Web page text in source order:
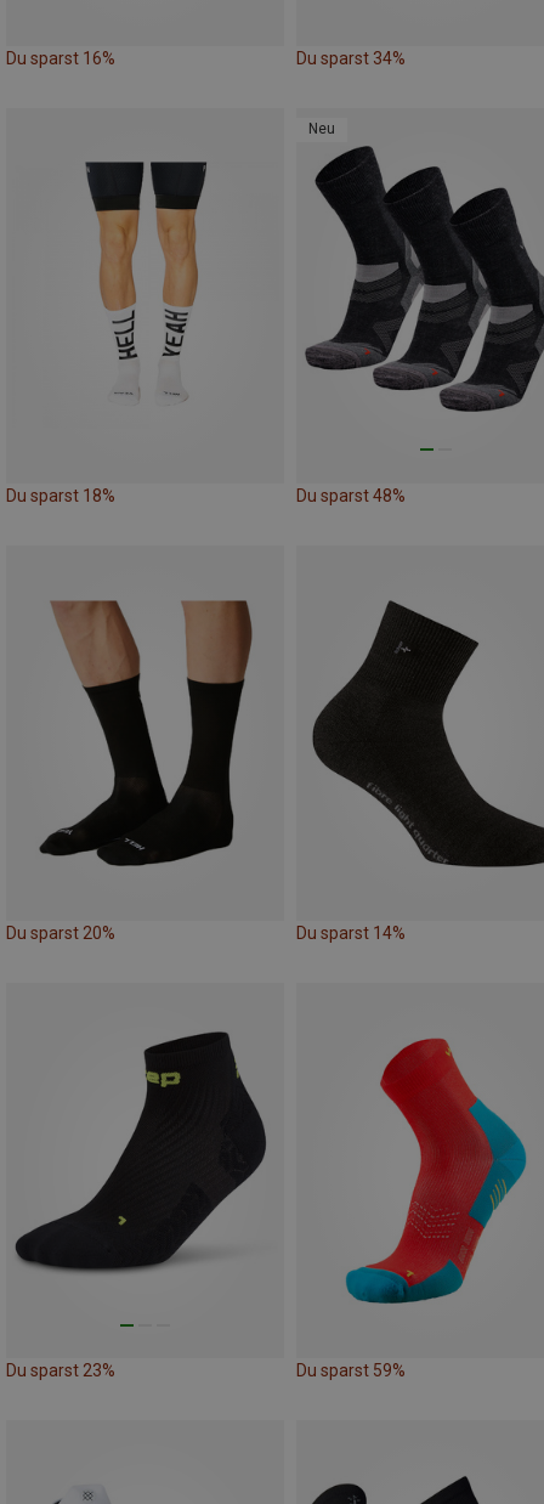
Du sparst 16% Du sparst 34%
Du sparst 18%
Neu
Du sparst 48%
Du sparst 20% Du sparst 14%
Du sparst 23% Du sparst 59%